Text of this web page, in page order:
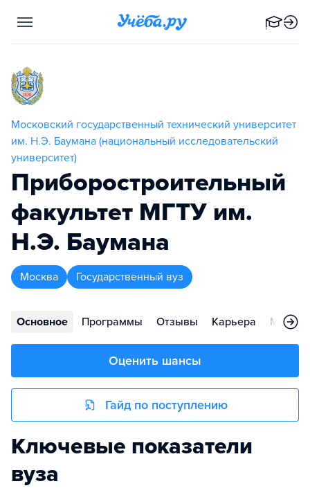
Московский государственный технический университет
им. Н.Э. Баумана (национальный исследовательский
университет)
Приборостроительный
факультет МГТУ им.
Н.Э. Баумана
Москва Государственный вуз
Основное Программы Отзывы Карьера
Оценить шансы
Гайд по поступлению
Ключевые показатели
вуза